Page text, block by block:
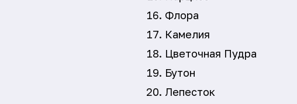
Флора
Камелия
Цветочная Пудра
Бутон
Лепесток